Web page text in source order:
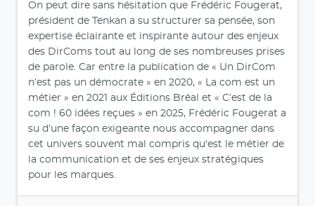
On peut dire sans hésitation que Frédéric Fougerat,
président de Tenkan a su structurer sa pensée, son
expertise éclairante et inspirante autour des enjeux
des DirComs tout au long de ses nombreuses prises
de parole. Car entre la publication de « Un DirCom
n’est pas un démocrate » en 2020, « La com est un
métier » en 2021 aux Éditions Bréal et « C’est de la
com ! 60 idées reçues » en 2025, Frédéric Fougerat a
su d’une façon exigeante nous accompagner dans
cet univers souvent mal compris qu'est le métier de
la communication et de ses enjeux stratégiques
pour les marques.